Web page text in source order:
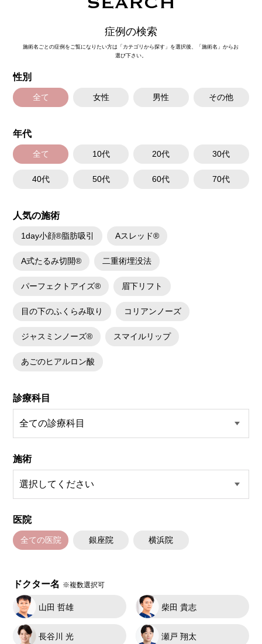
症例の検索
施術名ごとの症例をご覧になりたい方は「カテゴリから探す」を選択後、「施術名」からお
選び下さい。
性別
全て 女性 男性 その他
年代
全て 10代 20代 30代
40代 50代 60代 70代
人気の施術
1day小顔®脂肪吸引 Aスレッド®
A式たるみ切開® 二重術埋没法
パーフェクトアイズ® 眉下リフト
目の下のふくらみ取り コリアンノーズ
ジャスミンノーズ® スマイルリップ
あごのヒアルロン酸
診療科目
施術
医院
全ての医院 銀座院 横浜院
ドクター名 ※複数選択可
山田 哲雄 柴田 貴志
長谷川 光 瀬戸 翔太